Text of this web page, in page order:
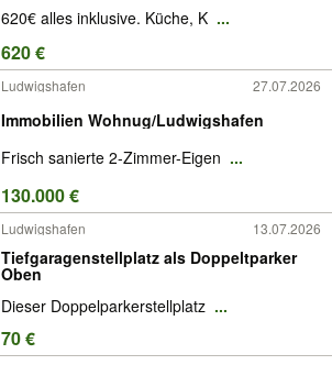
620€ alles inklusive. Küche, K ...
620 €
Ludwigshafen 27.07.2026
Immobilien Wohnug/Ludwigshafen
Frisch sanierte 2-Zimmer-Eigen ...
130.000 €
Ludwigshafen 13.07.2026
Tiefgaragenstellplatz als Doppeltparker
Oben
Dieser Doppelparkerstellplatz ...
70 €